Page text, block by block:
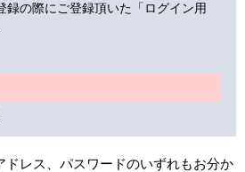
の際にご登録頂いた「ログイン用
ドレス、パスワードのいずれもお分か